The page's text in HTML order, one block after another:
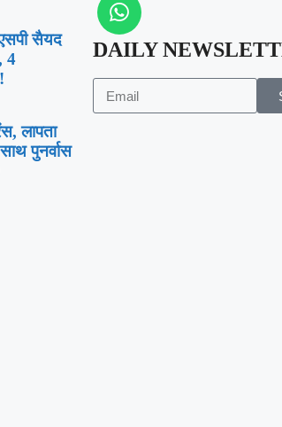
सैयद
4
लापता
पुनर्वास
DAILY